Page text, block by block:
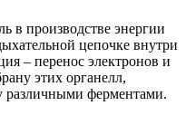
в производстве энергии
цепочке внутри
– перенос электронов и
этих органелл,
различными ферментами.